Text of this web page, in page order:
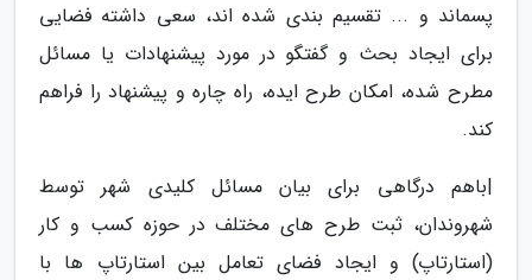
پسماند و ... تقسیم بندی شده اند، سعی داشته فضایی
برای ایجاد بحث و گفتگو در مورد پیشنهادات یا مسائل
مطرح شده، امکان طرح ایده، راه چاره و پیشنهاد را فراهم
کند.
|باهم درگاهی برای بیان مسائل کلیدی شهر توسط
شهروندان، ثبت طرح های مختلف در حوزه کسب و کار
(استارتاپ) و ایجاد فضای تعامل بین استارتاپ ها با